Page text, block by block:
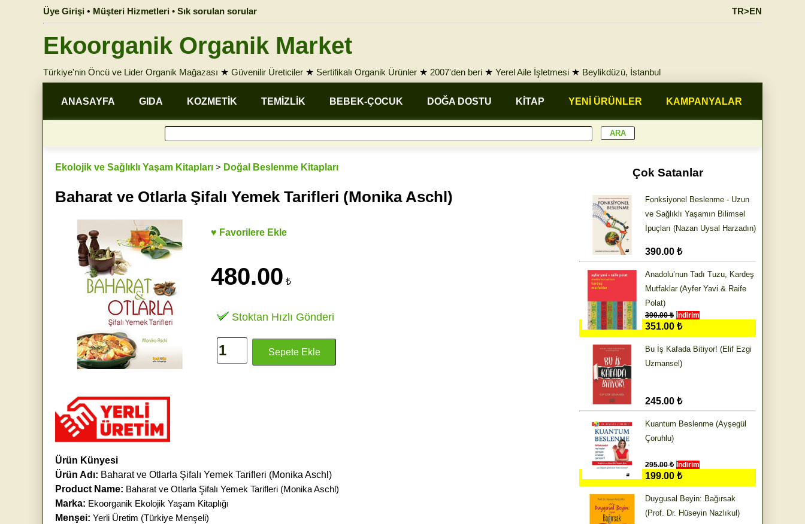
Üye Girişi • Müşteri Hizmetleri • Sık sorulan sorular TR>EN
Ekoorganik Organik Market
Türkiye'nin Öncü ve Lider Organik Mağazası ★ Güvenilir Üreticiler ★ Sertifikalı Organik Ürünler ★ 2007'den beri ★ Yerel Aile İşletmesi ★ Beylikdüzü, İstanbul
ANASAYFA GIDA KOZMETİK TEMİZLİK BEBEK-ÇOCUK DOĞA DOSTU KİTAP YENİ ÜRÜNLER KAMPANYALAR
Ekolojik ve Sağlıklı Yaşam Kitapları > Doğal Beslenme Kitapları
Baharat ve Otlarla Şifalı Yemek Tarifleri (Monika Aschl)
♥ Favorilere Ekle
480.00 ₺
Stoktan Hızlı Gönderi
Ürün Künyesi
Ürün Adı: Baharat ve Otlarla Şifalı Yemek Tarifleri (Monika Aschl)
Product Name: Baharat ve Otlarla Şifalı Yemek Tarifleri (Monika Aschl)
Marka: Ekoorganik Ekolojik Yaşam Kitaplığı
Menşei: Yerli Üretim (Türkiye Menşeli)
Çok Satanlar
Fonksiyonel Beslenme - Uzun
ve Sağlıklı Yaşamın Bilimsel
İpuçları (Nazan Uysal Harzadın)
390.00 ₺
Anadolu’nun Tadı Tuzu, Kardeş
Mutfaklar (Ayfer Yavi & Raife
Polat)
390.00 ₺ İndirim
351.00 ₺
Bu İş Kafada Bitiyor! (Elif Ezgi
Uzmansel)
245.00 ₺
Kuantum Beslenme (Ayşegül
Çoruhlu)
295.00 ₺ İndirim
199.00 ₺
Duygusal Beyin: Bağırsak
(Prof. Dr. Hüseyin Nazlıkul)